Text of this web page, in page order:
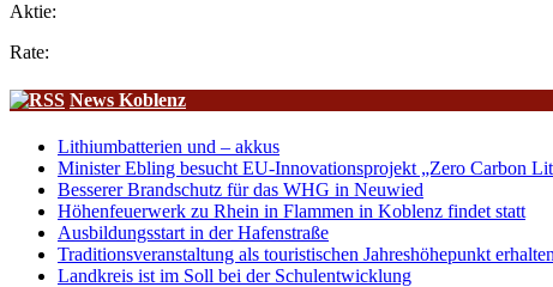
Aktie:
Rate:
News Koblenz
Lithiumbatterien und – akkus
Minister Ebling besucht EU-Innovationsprojekt „Zero Carbon
Besserer Brandschutz für das WHG in Neuwied
Höhenfeuerwerk zu Rhein in Flammen in Koblenz findet statt
Ausbildungsstart in der Hafenstraße
Traditionsveranstaltung als touristischen Jahreshöhepunkt
Landkreis ist im Soll bei der Schulentwicklung